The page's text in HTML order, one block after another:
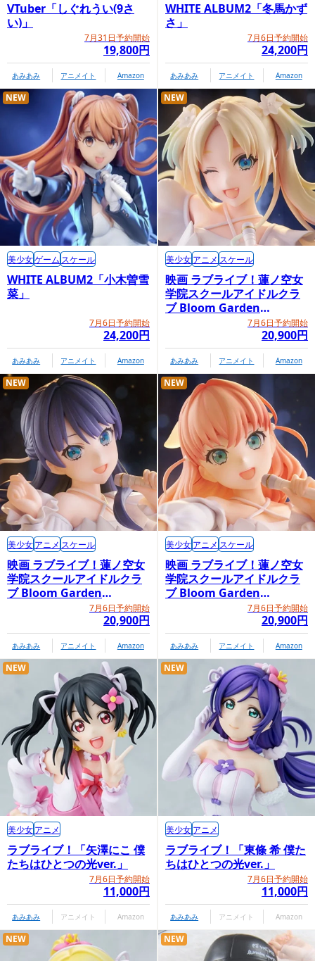
VTuber「しぐれうい(9さ
い)」
7月31日予約開始
19,800円
あみあみ アニメイト Amazon
WHITE ALBUM2「冬馬かず
さ」
7月6日予約開始
24,200円
あみあみ アニメイト Amazon
WHITE ALBUM2「小木曽雪
菜」
7月6日予約開始
24,200円
NEW
美少女ゲーム スケール
あみあみ アニメイト Amazon
映画 ラブライブ！蓮ノ空女
学院スクールアイドルクラ
ブ Bloom Garden
Party「大沢瑠璃乃」7月6日予約開始
20,900円
NEW
美少女アニメ スケール
あみあみ アニメイト Amazon
映画 ラブライブ！蓮ノ空女
学院スクールアイドルクラ
ブ Bloom Garden
Party「村野さやか」7月6日予約開始
20,900円
NEW
美少女アニメ スケール
あみあみ アニメイト Amazon
映画 ラブライブ！蓮ノ空女
学院スクールアイドルクラ
ブ Bloom Garden
Party「日野下花帆」7月6日予約開始
20,900円
NEW
美少女アニメ スケール
あみあみ アニメイト Amazon
ラブライブ！「矢澤にこ 僕
たちはひとつの光ver.」
7月6日予約開始
11,000円
NEW
美少女アニメ
あみあみ アニメイト Amazon
ラブライブ！「東條 希 僕た
ちはひとつの光ver.」
7月6日予約開始
11,000円
NEW
美少女アニメ
あみあみ アニメイト Amazon
NEW NEW